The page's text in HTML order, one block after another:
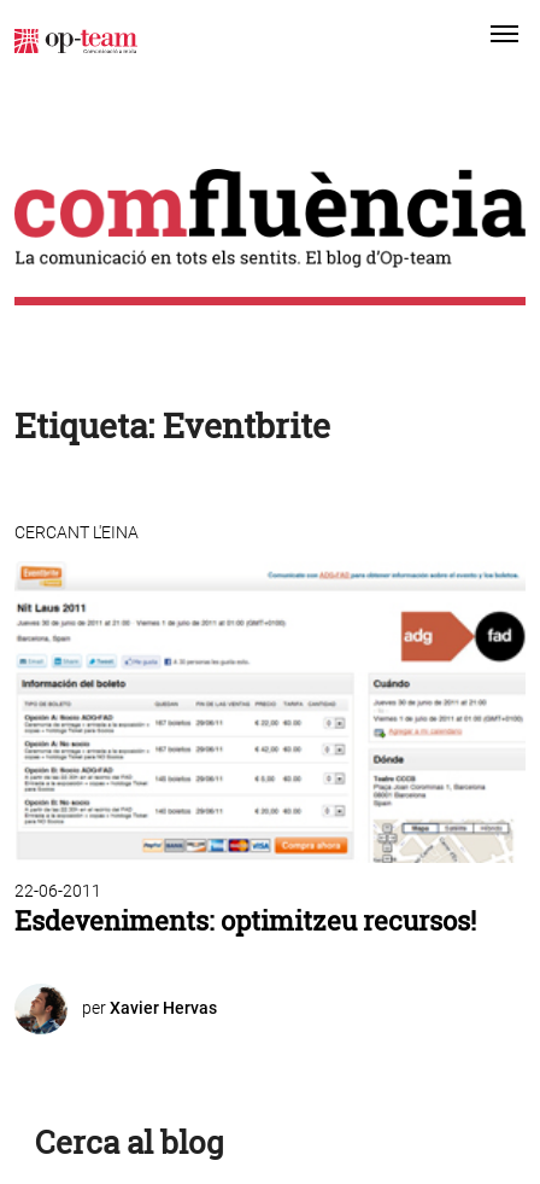
Etiqueta: Eventbrite
CERCANT L'EINA
22-06-2011
Esdeveniments: optimitzeu recursos!
perXavier Hervas
Cerca al blog